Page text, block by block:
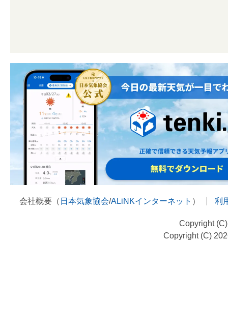
会社概要（ 日本気象協会/ALiNKインターネット ） 利
Copyright
Copyright (C)